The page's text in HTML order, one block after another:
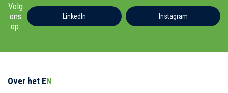
Volg
ons
op:
LinkedIn Instagram
Over het EN